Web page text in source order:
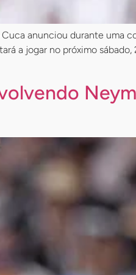
anunciou durante uma
a jogar no próximo